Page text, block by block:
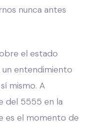
nunca antes
el estado
un entendimiento
mismo. A
del 5555 en la
es el momento de